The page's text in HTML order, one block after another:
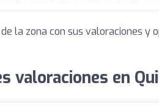
la zona con sus valoraciones y
valoraciones en